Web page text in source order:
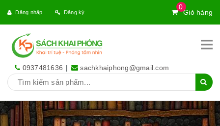
0
Giỏ hàng
Đăng nhập Đăng ký
0937481636 | sachkhaiphong@gmail.com